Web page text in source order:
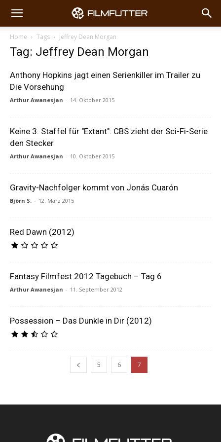
Home Tags Jeffrey Dean Morgan
Tag: Jeffrey Dean Morgan
Anthony Hopkins jagt einen Serienkiller im Trailer zu
Die Vorsehung
Arthur Awanesjan - 14. Oktober 2015
Keine 3. Staffel für "Extant": CBS zieht der Sci-Fi-Serie
den Stecker
Arthur Awanesjan - 10. Oktober 2015
Gravity-Nachfolger kommt von Jonás Cuarón
Björn S. - 12. März 2015
Red Dawn (2012)
Fantasy Filmfest 2012 Tagebuch – Tag 6
Arthur Awanesjan - 11. September 2012
Possession – Das Dunkle in Dir (2012)
5 6 7